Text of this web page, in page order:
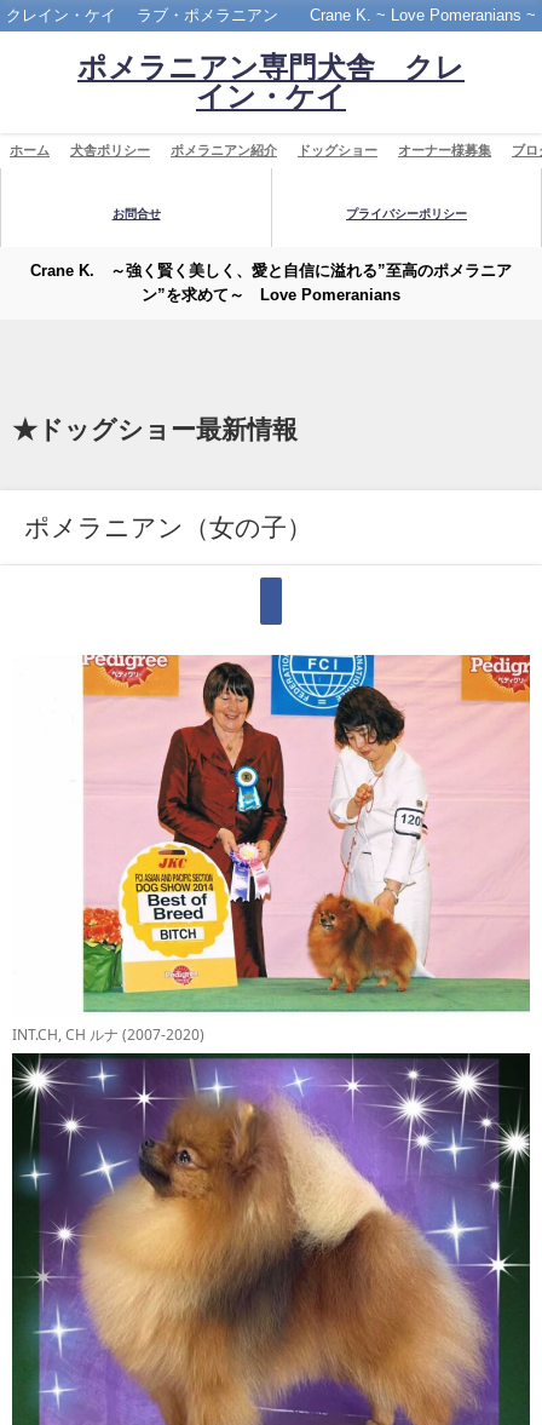
クレイン・ケイ ラブ・ポメラニアン Crane K. ~ Love Pomeranians ~
ポメラニアン専門犬舎 クレ
イン・ケイ
ホーム 犬舎ポリシー ポメラニアン紹介 ドッグショー オーナー様募集 ブロ
お問合せ プライバシーポリシー
Crane K. ～強く賢く美しく、愛と自信に溢れる”至高のポメラニア
ン”を求めて～ Love Pomeranians
★ドッグショー最新情報
ポメラニアン（女の子）
INT.CH, CH ルナ (2007-2020)